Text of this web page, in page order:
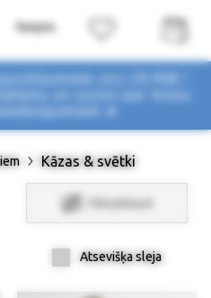
virs 29,90€ !
un uzzini par mūsu
Kāzas & svētki
Filtri/Atlasīt
Atsevišķa sleja